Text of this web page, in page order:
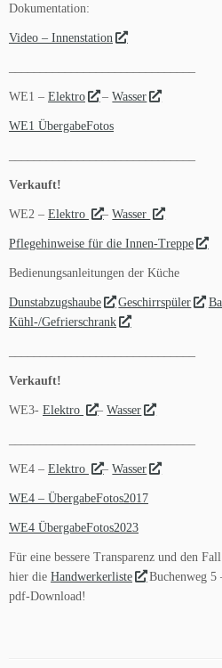
Dokumentation:
Video – Innenstation
WE1 – Elektro –Wasser
WE1 ÜbergabeFotos
Verkauft!
WE2 – Elektro –Wasser
Pflegehinweise für die Innen-Treppe
Bedienungsanleitungen der Küche
Dunstabzugshaube Geschirrspüler
Kühl-/Gefrierschrank
Verkauft!
WE3- Elektro –Wasser
WE4 – Elektro –Wasser
WE4 – ÜbergabeFotos2017
WE4 ÜbergabeFotos2023
Für eine bessere Transparenz und den
hier die Handwerkerliste
Buchenweg 5
pdf-Download!